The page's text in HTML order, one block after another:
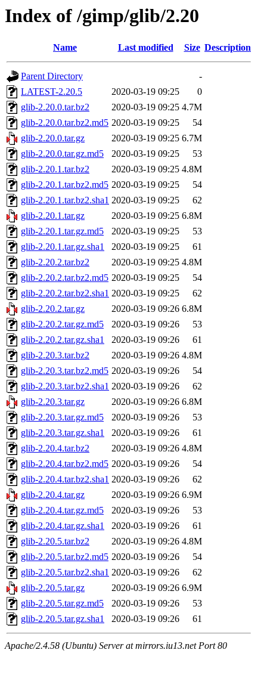
Index of /gimp/glib/2.20
Name Last modified Size Description
Parent Directory
-
LATEST-2.20.5
2020-03-19 09:25
0
glib-2.20.0.tar.bz2
2020-03-19 09:25 4.7M
glib-2.20.0.tar.bz2.md5 2020-03-19 09:25
54
glib-2.20.0.tar.gz
2020-03-19 09:25 6.7M
glib-2.20.0.tar.gz.md5
2020-03-19 09:25
53
glib-2.20.1.tar.bz2
2020-03-19 09:25 4.8M
glib-2.20.1.tar.bz2.md5 2020-03-19 09:25
54
glib-2.20.1.tar.bz2.sha1 2020-03-19 09:25
62
glib-2.20.1.tar.gz
2020-03-19 09:25 6.8M
glib-2.20.1.tar.gz.md5
2020-03-19 09:25
53
glib-2.20.1.tar.gz.sha1
2020-03-19 09:25
61
glib-2.20.2.tar.bz2
2020-03-19 09:25 4.8M
glib-2.20.2.tar.bz2.md5 2020-03-19 09:25
54
glib-2.20.2.tar.bz2.sha1 2020-03-19 09:25
62
glib-2.20.2.tar.gz
2020-03-19 09:26 6.8M
glib-2.20.2.tar.gz.md5
2020-03-19 09:26
53
glib-2.20.2.tar.gz.sha1
2020-03-19 09:26
61
glib-2.20.3.tar.bz2
2020-03-19 09:26 4.8M
glib-2.20.3.tar.bz2.md5 2020-03-19 09:26
54
glib-2.20.3.tar.bz2.sha1 2020-03-19 09:26
62
glib-2.20.3.tar.gz
2020-03-19 09:26 6.8M
glib-2.20.3.tar.gz.md5
2020-03-19 09:26
53
glib-2.20.3.tar.gz.sha1
2020-03-19 09:26
61
glib-2.20.4.tar.bz2
2020-03-19 09:26 4.8M
glib-2.20.4.tar.bz2.md5 2020-03-19 09:26
54
glib-2.20.4.tar.bz2.sha1 2020-03-19 09:26
62
glib-2.20.4.tar.gz
2020-03-19 09:26 6.9M
glib-2.20.4.tar.gz.md5
2020-03-19 09:26
53
glib-2.20.4.tar.gz.sha1
2020-03-19 09:26
61
glib-2.20.5.tar.bz2
2020-03-19 09:26 4.8M
glib-2.20.5.tar.bz2.md5 2020-03-19 09:26
54
glib-2.20.5.tar.bz2.sha1 2020-03-19 09:26
62
glib-2.20.5.tar.gz
2020-03-19 09:26 6.9M
glib-2.20.5.tar.gz.md5
2020-03-19 09:26
53
glib-2.20.5.tar.gz.sha1
2020-03-19 09:26 61
Apache/2.4.58 (Ubuntu) Server at mirrors.iu13.net Port 80